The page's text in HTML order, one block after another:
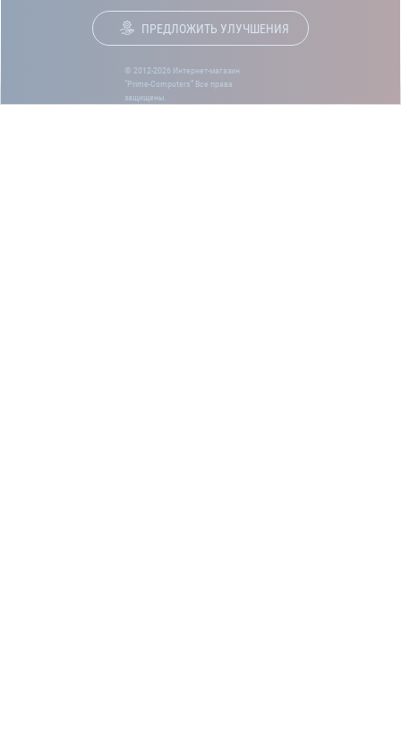
ПРЕДЛОЖИТЬ УЛУЧШЕНИЯ
© 2012-2026 Интернет-магазин
“Prime-Computers” Все права
защищены.